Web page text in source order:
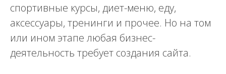
спортивные курсы, диет-меню, еду,
аксессуары, тренинги и прочее. Но на том
или ином этапе любая бизнес-
деятельность требует создания сайта.